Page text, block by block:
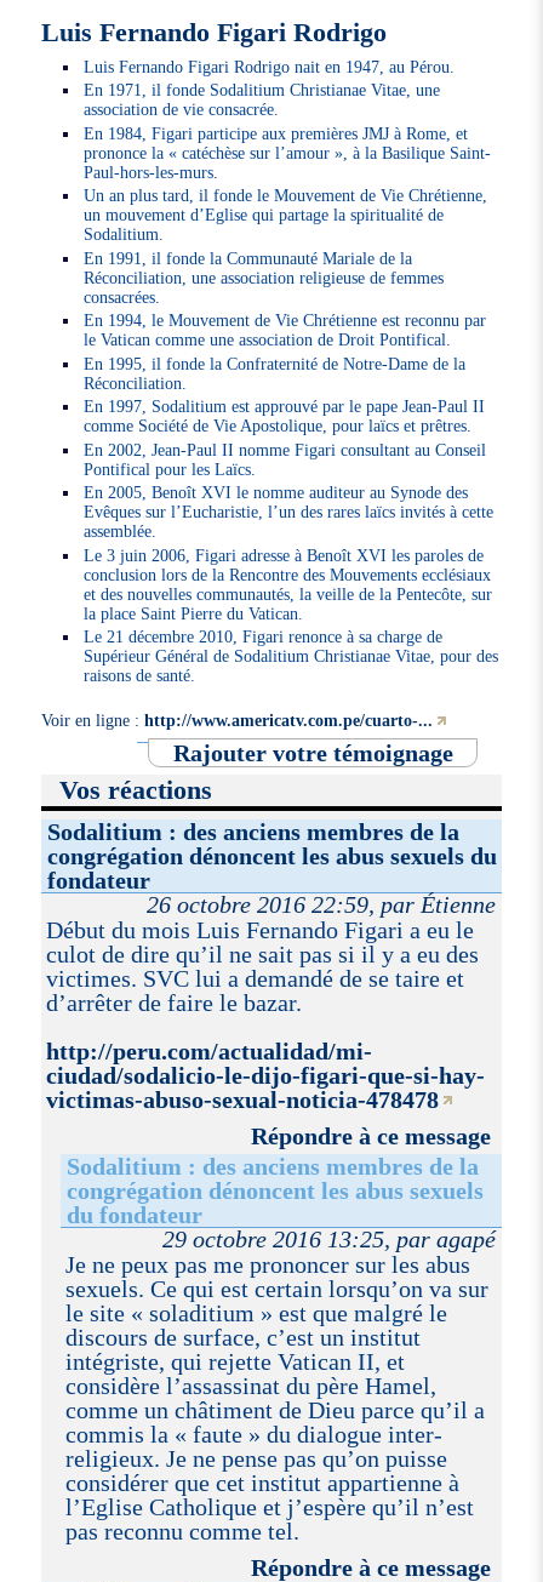
Luis Fernando Figari Rodrigo
Luis Fernando Figari Rodrigo nait en 1947, au Pérou.
En 1971, il fonde Sodalitium Christianae Vitae, une
association de vie consacrée.
En 1984, Figari participe aux premières JMJ à Rome, et
prononce la « catéchèse sur l’amour », à la Basilique Saint-
Paul-hors-les-murs.
Un an plus tard, il fonde le Mouvement de Vie Chrétienne,
un mouvement d’Eglise qui partage la spiritualité de
Sodalitium.
En 1991, il fonde la Communauté Mariale de la
Réconciliation, une association religieuse de femmes
consacrées.
En 1994, le Mouvement de Vie Chrétienne est reconnu par
le Vatican comme une association de Droit Pontifical.
En 1995, il fonde la Confraternité de Notre-Dame de la
Réconciliation.
En 1997, Sodalitium est approuvé par le pape Jean-Paul II
comme Société de Vie Apostolique, pour laïcs et prêtres.
En 2002, Jean-Paul II nomme Figari consultant au Conseil
Pontifical pour les Laïcs.
En 2005, Benoît XVI le nomme auditeur au Synode des
Evêques sur l’Eucharistie, l’un des rares laïcs invités à cette
assemblée.
Le 3 juin 2006, Figari adresse à Benoît XVI les paroles de
conclusion lors de la Rencontre des Mouvements ecclésiaux
et des nouvelles communautés, la veille de la Pentecôte, sur
la place Saint Pierre du Vatican.
Le 21 décembre 2010, Figari renonce à sa charge de
Supérieur Général de Sodalitium Christianae Vitae, pour des
raisons de santé.
Voir en ligne :http://www.americatv.com.pe/cuarto-...
Rajouter votre témoignage
Vos réactions
Sodalitium : des anciens membres de la
congrégation dénoncent les abus sexuels du
fondateur
26 octobre 2016 22:59, par Étienne
Début du mois Luis Fernando Figari a eu le
culot de dire qu’il ne sait pas si il y a eu des
victimes. SVC lui a demandé de se taire et
d’arrêter de faire le bazar.
http://peru.com/actualidad/mi-
ciudad/sodalicio-le-dijo-figari-que-si-hay-
victimas-abuso-sexual-noticia-478478
Répondre à ce message
Sodalitium : des anciens membres de la
congrégation dénoncent les abus sexuels
du fondateur
29 octobre 2016 13:25, par agapé
Je ne peux pas me prononcer sur les abus
sexuels. Ce qui est certain lorsqu’on va sur
le site « soladitium » est que malgré le
discours de surface, c’est un institut
intégriste, qui rejette Vatican II, et
considère l’assassinat du père Hamel,
comme un châtiment de Dieu parce qu’il a
commis la « faute » du dialogue inter-
religieux. Je ne pense pas qu’on puisse
considérer que cet institut appartienne à
l’Eglise Catholique et j’espère qu’il n’est
pas reconnu comme tel.
Répondre à ce message